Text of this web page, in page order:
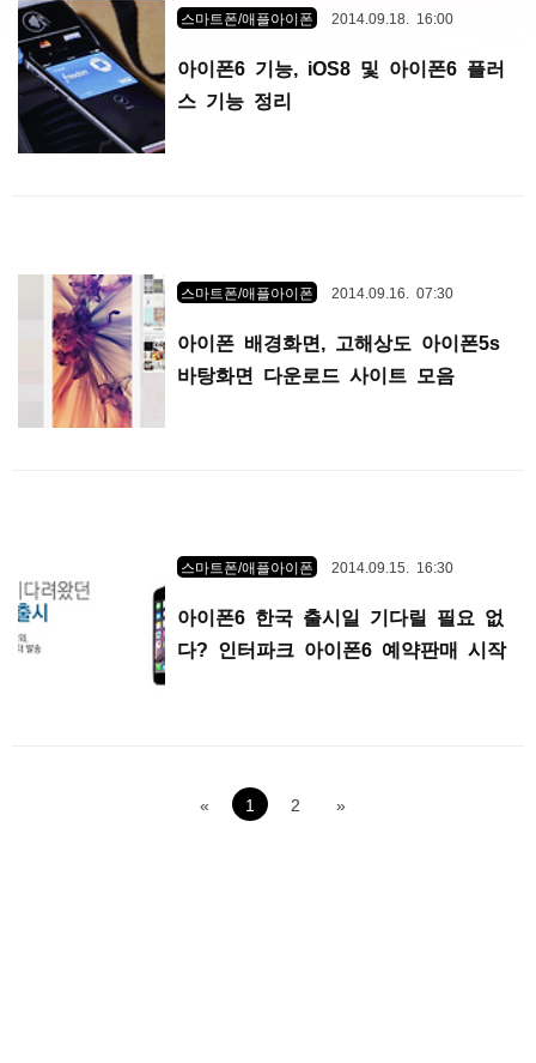
스마트폰/애플아이폰 2014.09.18. 16:00
아이폰6 기능, iOS8 및 아이폰6 플러
스 기능 정리
스마트폰/애플아이폰 2014.09.16. 07:30
아이폰 배경화면, 고해상도 아이폰5s
바탕화면 다운로드 사이트 모음
스마트폰/애플아이폰 2014.09.15. 16:30
아이폰6 한국 출시일 기다릴 필요 없
다? 인터파크 아이폰6 예약판매 시작
« 1 2 »